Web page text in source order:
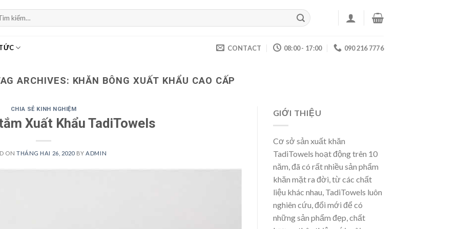
CONTACT 08:00 - 17:00 090 216 7776
ARCHIVES: KHĂN BÔNG XUẤT KHẨU CAO CẤP
CHIA SẺ KINH NGHIỆM
Xuất Khẩu TadiTowels
ON THÁNG HAI 26, 2020 BYADMIN
GIỚI THIỆU
Cơ sở sản xuất khăn
TadiTowels hoạt động trên 10
năm, đã có rất nhiều sản phẩm
khăn mặt ra đời, từ các chất
liệu khác nhau, TadiTowels luôn
nghiên cứu, đổi mới để có
những sản phẩm đẹp, chất